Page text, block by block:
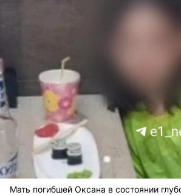
Мать погибшей Оксана в состоянии